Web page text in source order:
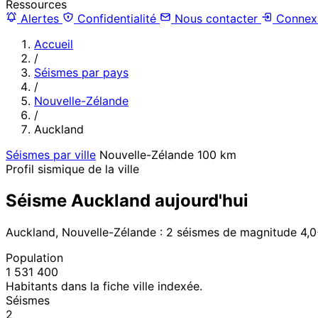
Ressources
Alertes
Confidentialité Nous contacter
Accueil
/
Séismes par pays
/
Nouvelle-Zélande
/
Auckland
Séismes par ville Nouvelle-Zélande 100 km
Profil sismique de la ville
Séisme Auckland aujourd'hui
Auckland, Nouvelle-Zélande : 2 séismes de magnitude
Population
1 531 400
Habitants dans la fiche ville indexée.
Séismes
2